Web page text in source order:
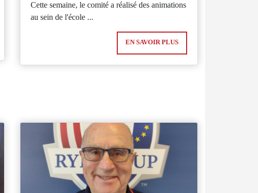
Cette semaine, le comité a réalisé des animations
au sein de l'école ...
EN SAVOIR PLUS